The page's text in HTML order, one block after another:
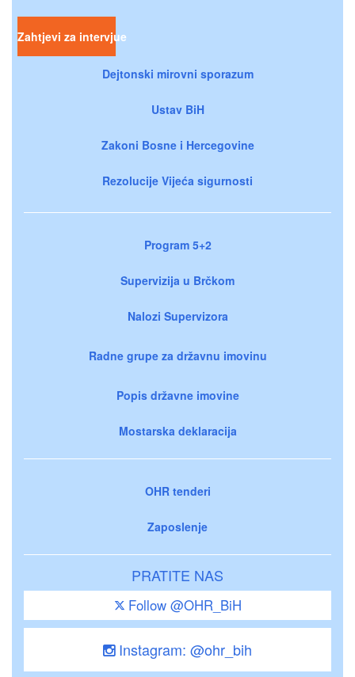
Zahtjevi za intervjue
Dejtonski mirovni sporazum
Ustav BiH
Zakoni Bosne i Hercegovine
Rezolucije Vijeća sigurnosti
Program 5+2
Supervizija u Brčkom
Nalozi Supervizora
Radne grupe za državnu imovinu
Popis državne imovine
Mostarska deklaracija
OHR tenderi
Zaposlenje
PRATITE NAS
Follow @OHR_BiH
Instagram: @ohr_bih